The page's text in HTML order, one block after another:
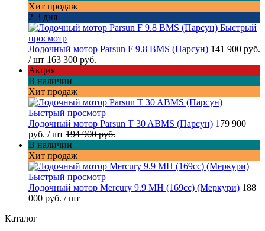
Хит продаж
2-3 дня
Быстрый
просмотр
Лодочный мотор Parsun F 9.8 BMS (Парсун) 141 900 руб.
/ шт 163 300 руб.
Акция
В наличии
Хит продаж
Быстрый просмотр
Лодочный мотор Parsun T 30 ABMS (Парсун) 179 900
руб. / шт 194 900 руб.
В наличии
Хит продаж
Быстрый просмотр
Лодочный мотор Mercury 9.9 MH (169cc) (Меркури) 188
000 руб. / шт
Каталог